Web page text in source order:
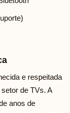
e respeitada
de TVs. A
anos de